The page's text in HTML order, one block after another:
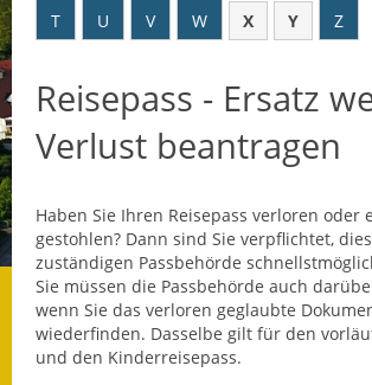
Datenschutz
Datenschutz
Steueramt
Geschichte und
Gegenwart
Was die
wussten!
T
U V W X Y Z
Reisepass - Ersatz
Verlust beantragen
Haben Sie Ihren Reisepass verloren oder
gestohlen? Dann sind Sie verpflichtet,
zuständigen Passbehörde
Sie müssen die Passbehörde auch
wenn Sie das verloren geglaubte
wiederfinden. Dasselbe gilt für den
und den Kinderreisepass.